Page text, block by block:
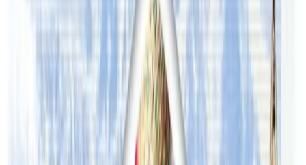
यो पनि पढ्नुहोस
डिसेम्बर १५ देखि विदेशी विद्यार्थी अष्ट्रेलिया आउन पाउने । यी राज्यले
गर्दैछ स्वागत « Nepal Tube Australia
कसले भन्यो डिसेम्बर १५ पछि विद्यार्थी अष्ट्रेलिया आउन पाउदैन् भनेर ?
हामीसंग सरकारले गर्यो पुष्टी « Nepal Tube Australia